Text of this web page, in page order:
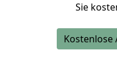
Sie
Kostenlose